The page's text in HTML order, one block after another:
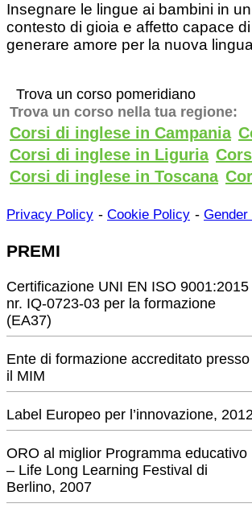
Insegnare le lingue ai bambini in un
contesto di gioia e affetto capace di
generare amore per la nuova
Trova un corso pomeridiano
Trova un corso nella tua regione:
Corsi di inglese in Campania
Corsi di inglese in Liguria
Corsi di inglese in Toscana
Privacy Policy - Cookie Policy -
PREMI
Certificazione UNI EN ISO 9001:2015
nr. IQ-0723-03 per la formazione
(EA37)
Ente di formazione accreditato presso
il MIM
Label Europeo per l’innovazione, 2012
ORO al miglior Programma educativo
– Life Long Learning Festival di
Berlino, 2007